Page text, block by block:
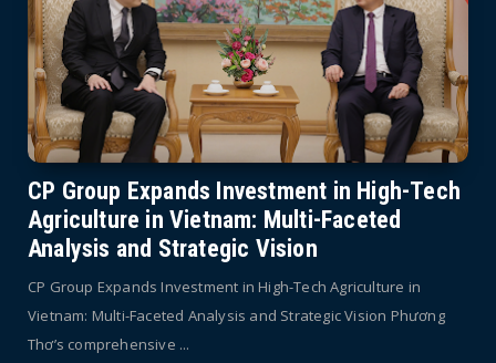
CP Group Expands Investment in High-Tech
Agriculture in Vietnam: Multi-Faceted
Analysis and Strategic Vision
CP Group Expands Investment in High-Tech Agriculture in
Vietnam: Multi-Faceted Analysis and Strategic Vision Phương
Thơ’s comprehensive ...